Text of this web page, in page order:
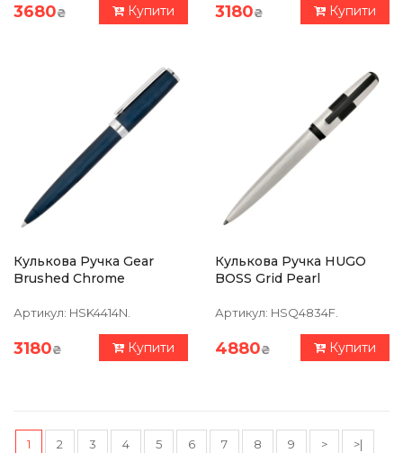
3680₴ Купити 3180₴ Купити
Кулькова Ручка Gear
Brushed Chrome
Артикул: HSK4414N.
3180₴ Купити
Кулькова Ручка HUGO
BOSS Grid Pearl
Артикул: HSQ4834F.
4880₴ Купити
1 2 3 4 5 6 7 8 9 >
>|